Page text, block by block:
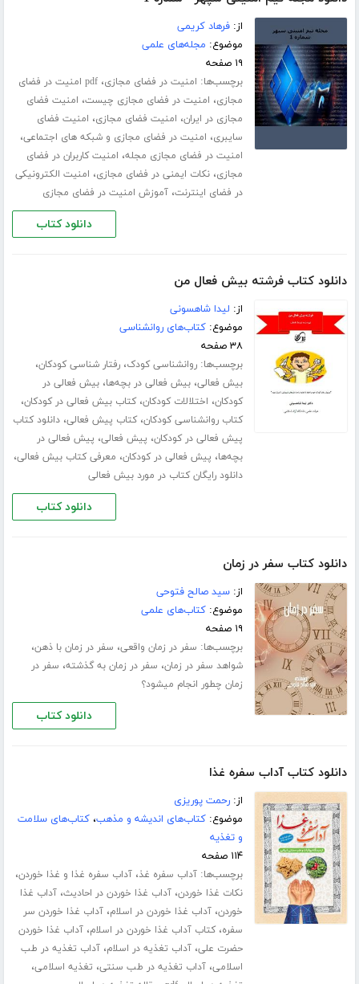
از:فرهاد کریمی
موضوع: مجله‌های علمی
۱۹ صفحه
برچسب‌ها: امنیت در فضای مجازی،
pdf امنیت در فضای
مجازی، امنیت در فضای مجازی چیست، امنیت فضای
مجازی در ایران، امنیت فضای مجازی، امنیت فضای
سایبری، امنیت در فضای مجازی و شبکه های اجتماعی،
امنیت در فضای مجازی مجله، امنیت کاربران در فضای
مجازی،نکات ایمنی در فضای مجازی، امنیت الکترونیکی
در فضای اینترنت،آموزش امنیت در فضای مجازی
دانلود کتاب
دانلود کتاب فرشته بیش فعال من
از: لیدا شاهسونی
موضوع:کتاب‌های روانشناسی
۳۸ صفحه
برچسب‌ها:روانشناسی کودک،رفتار شناسی کودکان،
بیش فعالی،بیش فعالی در بچه‌ها،بیش فعالی در
کودکان، اختلالات کودکان،کتاب بیش فعالی در کودکان،
کتاب روانشناسی کودکان،کتاب پیش فعالی،دانلود کتاب
پیش فعالی در کودکان، پیش فعالی، پیش فعالی در
بچه‌ها، پیش فعالی در کودکان، معرفی کتاب بیش فعالی،
دانلود رایگان کتاب در مورد بیش فعالی
دانلود کتاب
دانلود کتاب سفر در زمان
از:سید صالح فتوحی
موضوع:کتاب‌های علمی
۱۹ صفحه
برچسب‌ها: سفر در زمان واقعی، سفر در زمان با ذهن،
شواهد سفر در زمان، سفر در زمان به گذشته، سفر در
زمان چطور انجام میشود؟
دانلود کتاب
دانلود کتاب آداب سفره غذا
از:رحمت پوریزی
موضوع:کتاب‌های اندیشه و مذهب،کتاب‌های سلامت
و تغذیه
۱۱۴ صفحه
برچسب‌ها:آداب سفره غذ،آداب سفره غذا و غذا خوردن،
نکات غذا خوردن،آداب غذا خوردن در احادیث،آداب غذا
خوردن،آداب غذا خوردن در اسلام،آداب غذا خوردن سر
سفره،کتاب آداب غذا خوردن در اسلام،آداب غذا خوردن
حضرت علی،آداب تغذیه در اسلام،آداب تغذیه در طب
اسلامی،آداب تغذیه در طب سنتی، تغذیه اسلامی،